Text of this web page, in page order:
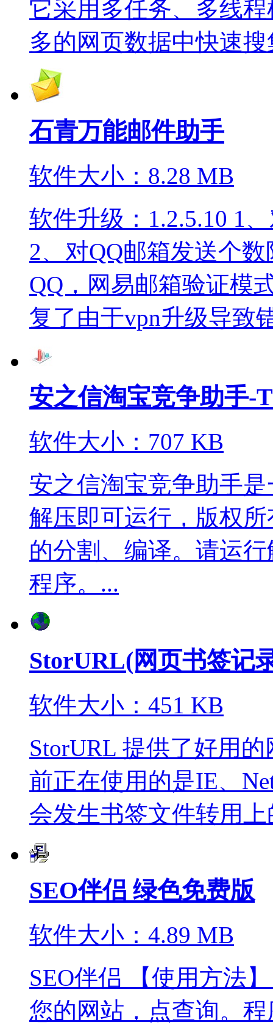
它采用多任务、多线
多的网页数据中快速
石青万能邮件助手
软件大小：8.28 MB
软件升级：1.2.5.10 1
2、对QQ邮箱发送个
QQ，网易邮箱验证模
复了由于vpn升级导致
安之信淘宝竞争助手-
软件大小：707 KB
安之信淘宝竞争助手
解压即可运行，版权
的分割、编译。请运行
程序。...
StorURL(网页书签记
软件大小：451 KB
StorURL 提供了好用
前正在使用的是IE、
会发生书签文件转用上
SEO伴侣 绿色免费版
软件大小：4.89 MB
SEO伴侣 【使用方法
您的网站，点查询。